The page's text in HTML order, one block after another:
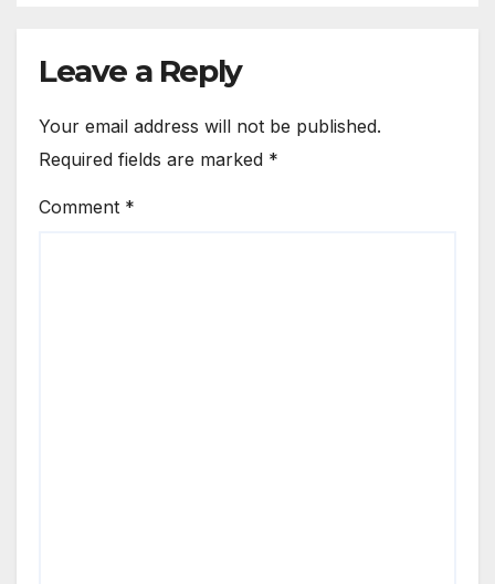
Reasons
Leave a Reply
Your email address will not be published.
Required fields are marked *
Comment *